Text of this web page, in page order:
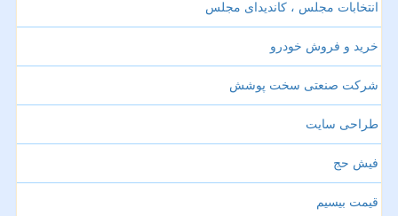
انتخابات مجلس ، کاندیدای مجلس
خرید و فروش خودرو
شرکت صنعتی سخت پوشش
طراحی سایت
فیش حج
قیمت بیسیم